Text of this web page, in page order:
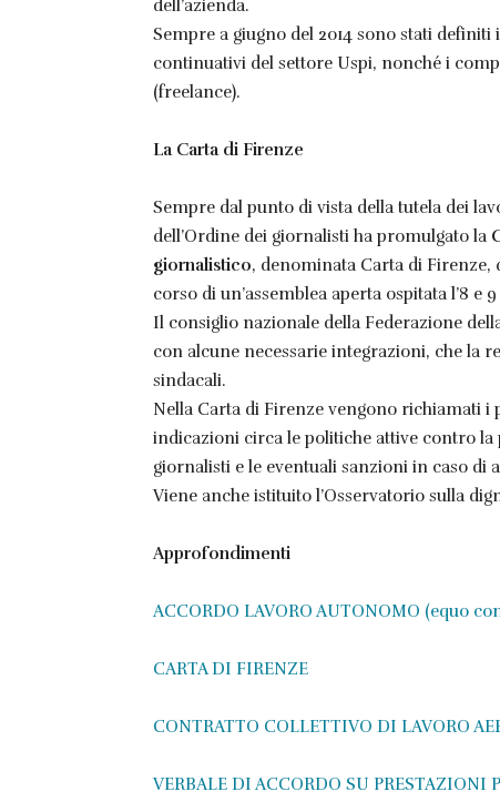
dell’azienda.
Sempre a giugno del 2014 sono stati
continuativi del settore Uspi, nonché i
(freelance).
La Carta di Firenze
Sempre dal punto di vista della tutela dei
dell’Ordine dei giornalisti ha promulgato la
giornalistico, denominata Carta di
corso di un’assemblea aperta ospitata l’8 e
Il consiglio nazionale della Federazione
con alcune necessarie integrazioni, che la
sindacali.
Nella Carta di Firenze vengono richiamati
indicazioni circa le politiche attive contro
giornalisti e le eventuali sanzioni in caso di
Viene anche istituito l’Osservatorio sulla
Approfondimenti
ACCORDO LAVORO AUTONOMO (equo
CARTA DI FIRENZE
CONTRATTO COLLETTIVO DI LAVORO
VERBALE DI ACCORDO SU PRESTAZIONI